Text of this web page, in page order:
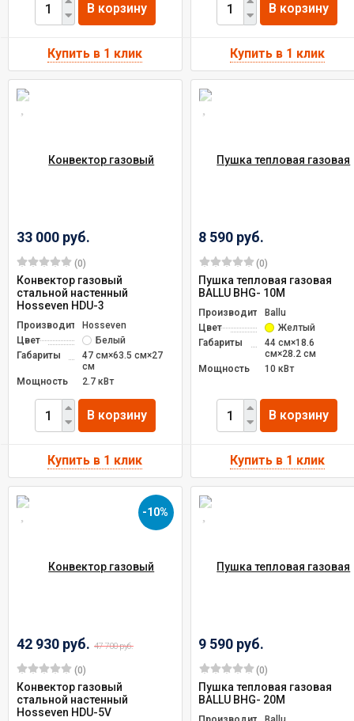
В корзину В корзину
33 000 руб.
(0)
Конвектор газовый
стальной настенный
Hosseven HDU-3
ПроизводительHosseven
Цвет
Белый
Габариты
47 см×63.5 см×27
см
Мощность
2.7 кВт
В корзину
8 590 руб.
(0)
Пушка тепловая газовая
BALLU BНG- 10М
ПроизводительBallu
Цвет
Желтый
Габариты
44 см×18.6
см×28.2 см
Мощность
10 кВт
В корзину
-10%
42 930 руб. 47 700 руб.
(0)
Конвектор газовый
стальной настенный
Hosseven HDU-5V
9 590 руб.
(0)
Пушка тепловая газовая
BALLU BНG- 20М